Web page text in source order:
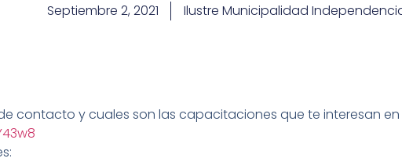
Septiembre 2, 2021 Ilustre Municipalidad
contacto y cuales son las capacitaciones que te interesan en